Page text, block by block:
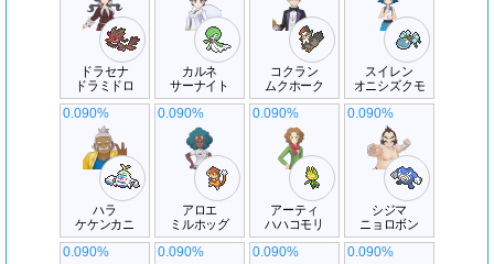
ドラセナ
ドラミドロ
カルネ
サーナイト
コクラン
ムクホーク
スイレン
オニシズクモ
ハラ
ケケンカニ
0.090%
アロエ
ミルホッグ
0.090%
アーティ
ハハコモリ
0.090%
シジマ
ニョロボン
0.090%
0.090% 0.090% 0.090% 0.090%